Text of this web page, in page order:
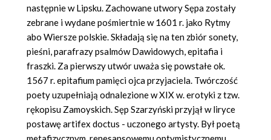
następnie w Lipsku. Zachowane utwory Sępa zostały
zebrane i wydane pośmiertnie w 1601 r. jako Rytmy
abo Wiersze polskie. Składają się na ten zbiór sonety,
pieśni, parafrazy psalmów Dawidowych, epitafia i
fraszki. Za pierwszy utwór uważa się powstałe ok.
1567 r. epitafium pamięci ojca przyjaciela. Twórczość
poety uzupełniają odnalezione w XIX w. erotyki z tzw.
rękopisu Zamoyskich. Sęp Szarzyński przyjął w liryce
postawę artifex doctus - uczonego artysty. Był poetą